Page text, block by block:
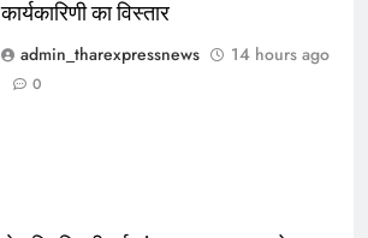
कार्यकारिणी का विस्तार
admin_tharexpressnews
14 hours ago
0